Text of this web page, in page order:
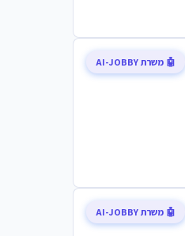
🤖 משרת AI-JOBBY
🤖 משרת AI-JOBBY